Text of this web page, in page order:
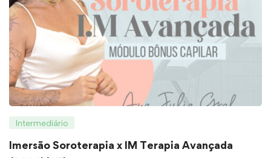
Intermediário
Imersão Soroterapia x IM Terapia Avançada